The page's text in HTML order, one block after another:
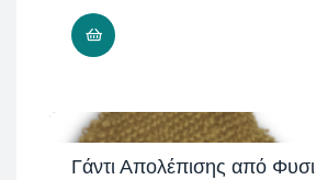
Γάντι Απολέπισης από